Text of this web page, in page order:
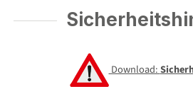
Download: